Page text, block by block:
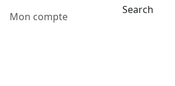
Mon compte
Search